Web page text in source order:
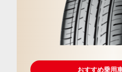
おすすめ乗用